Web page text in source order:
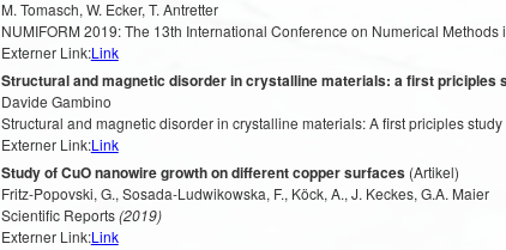
M. Tomasch, W. Ecker, T. Antretter
NUMIFORM 2019: The 13th International Conference on Numerical
Externer Link:Link
Structural and magnetic disorder in crystalline materials: a first priciples
Davide Gambino
Structural and magnetic disorder in crystalline materials: A first priciples study
Externer Link:Link
Study of CuO nanowire growth on different copper surfaces(Artikel)
Fritz-Popovski, G., Sosada-Ludwikowska, F., Köck, A., J. Keckes, G.A. Maier
Scientific Reports(2019)
Externer Link:Link